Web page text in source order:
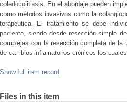
coledocolitiasis. En el abordaje pueden
como métodos invasivos como la
terapéutica. El tratamiento se debe
paciente, siendo desde resección simple
complejas con la resección completa de la
de cambios inflamatorios crónicos los
Show full item record
Files in this item